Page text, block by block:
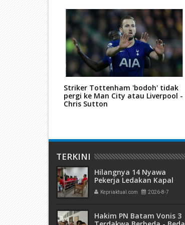
Striker Tottenham 'bodoh' tidak
pergi ke Man City atau Liverpool -
Chris Sutton
TERKINI
Hilangnya 14 Nyawa
Pekerja Ledakan Kapal
Tanker di PT ASL Shipyard,
WNA Kim Dong Gyun
Bulan
Kepriaktual.com 2026-8-7
Hakim PN Batam Vonis 3